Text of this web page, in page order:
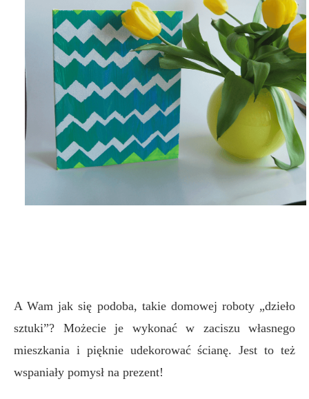
A Wam jak się podoba, takie domowej roboty „dzieło
sztuki”? Możecie je wykonać w zaciszu własnego
mieszkania i pięknie udekorować ścianę. Jest to też
wspaniały pomysł na prezent!